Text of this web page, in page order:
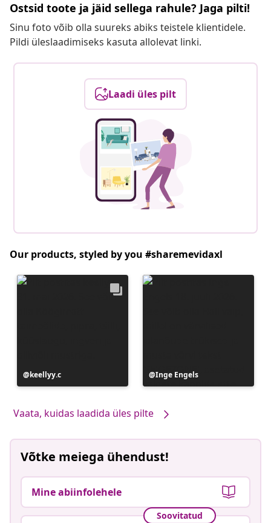
Ostsid toote ja jäid sellega rahule? Jaga pilti!
Sinu foto võib olla suureks abiks teistele klientidele.
Pildi üleslaadimiseks kasuta allolevat linki.
Laadi üles pilt
Our products, styled by you #sharemevidaxl
Postitus
avaldatud
keellyy.c
Postitus
avaldatud
Inge Engels
Vaata, kuidas laadida üles pilte
Võtke meiega ühendust!
Mine abiinfolehele
Soovitatud